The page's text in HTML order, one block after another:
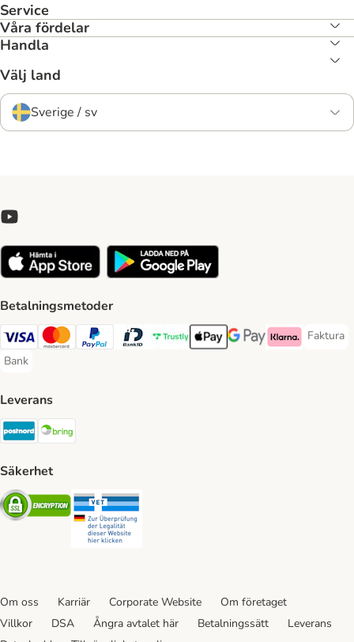
Service
Våra fördelar
Handla
Välj land
Sverige / sv
Betalningsmetoder
Visa Payment Method
Mastercard Payment Method
PayPal Payment Method
BankID Payment Method
Trustly Payment Method
Apple Pay Payment Method
Googple Pay Payment
Klarna Payment
Faktura
Faktura
Bank
Bank Payment Method
Leverans
Postnord Shipping Method
Säkerhet
Security
Om oss Karriär Corporate Website
Om företaget
Villkor
DSA Ångra avtalet här Betalningssätt
Leverans